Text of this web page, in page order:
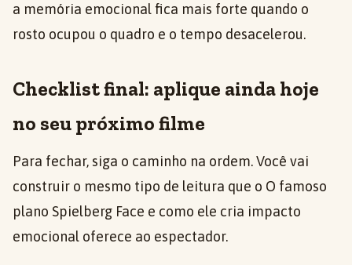
a memória emocional fica mais forte quando o
rosto ocupou o quadro e o tempo desacelerou.
Checklist final: aplique ainda hoje
no seu próximo filme
Para fechar, siga o caminho na ordem. Você vai
construir o mesmo tipo de leitura que o O famoso
plano Spielberg Face e como ele cria impacto
emocional oferece ao espectador.